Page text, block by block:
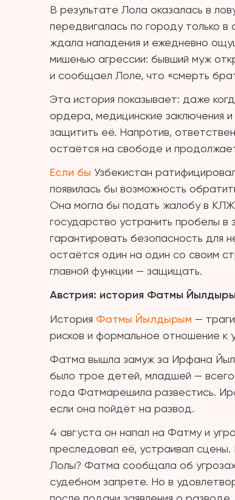
В результате Лола оказалась в
передвигалась по городу только
ждала нападения и ежедневно
мишенью агрессии: бывший муж
и сообщаел Лоле, что «смерть
Эта история показывает: даже
ордера, медицинские заключения
защитить её. Напротив,
остаётся на свободе и
Если бы Узбекистан
появилась бы возможность
Она могла бы подать жалобу в
государство устранить пробелы в
гарантировать безопасность для
остаётся один на один со своим
главной функции — защищать.
Австрия: история Фатмы
История Фатмы Йылдырым —
рисков и формальное отношение к
Фатма вышла замуж за Ирфана
было трое детей, младшей —
года Фатмарешила развестись.
если она пойдёт на развод.
4 августа он напал на Фатму и
преследовал её, устраивал
Лолы? Фатма сообщала об
судебном запрете. Но в